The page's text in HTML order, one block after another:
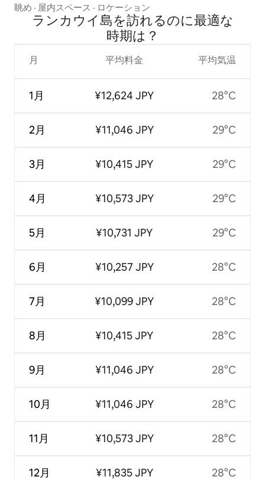
眺め · 屋内スペース · ロケーション
ランカウイ島を訪⁠れ⁠るの⁠に最⁠適⁠な
時⁠期⁠は⁠？
月
1月
2月
3月
4月
5月
6月
7月
8月
9月
10月
11月
12月
平均料金
¥12,624 JPY
¥11,046 JPY
¥10,415 JPY
¥10,573 JPY
¥10,731 JPY
¥10,257 JPY
¥10,099 JPY
¥10,415 JPY
¥11,046 JPY
¥11,046 JPY
¥10,573 JPY
¥11,835 JPY
平均気温
28°C
29°C
29°C
29°C
29°C
28°C
28°C
28°C
28°C
28°C
28°C
28°C